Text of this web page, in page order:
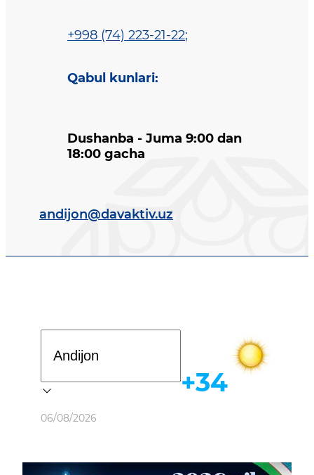
+998 (74) 223-21-22;
Qabul kunlari:
Dushanba - Juma 9:00 dan
18:00 gacha
andijon@davaktiv.uz
Ob-havo
06/08/2026
+34